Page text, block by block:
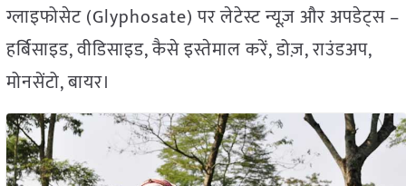
ग्लाइफोसेट (Glyphosate) पर लेटेस्ट न्यूज़ और अपडेट्स –
हर्बिसाइड, वीडिसाइड, कैसे इस्तेमाल करें, डोज़, राउंडअप,
मोनसेंटो, बायर।